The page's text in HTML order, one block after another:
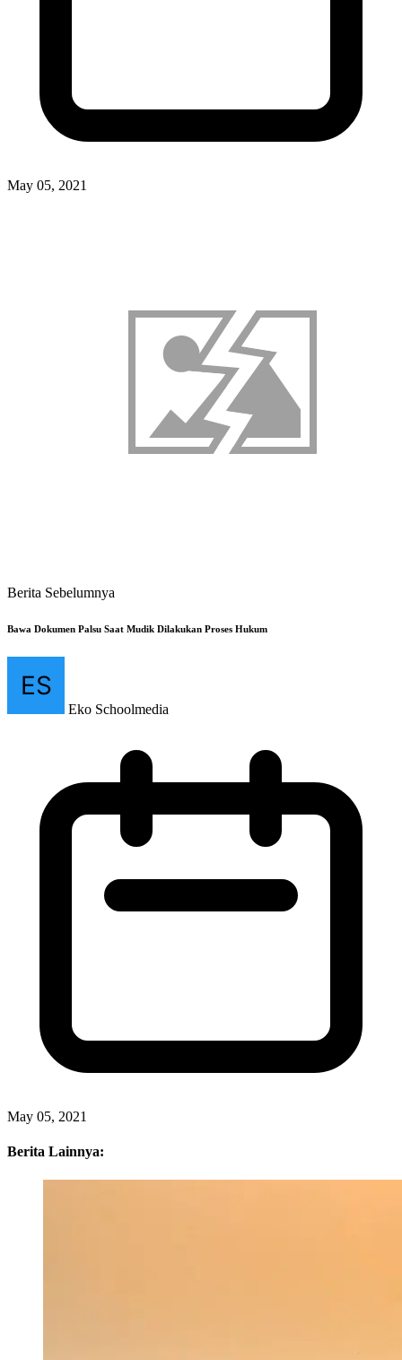
May 05, 2021
Berita Sebelumnya
Bawa Dokumen Palsu Saat Mudik Dilakukan Proses Hukum
Eko Schoolmedia
May 05, 2021
Berita Lainnya: